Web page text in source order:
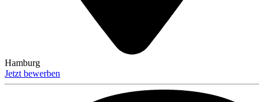
Hamburg
Jetzt bewerben